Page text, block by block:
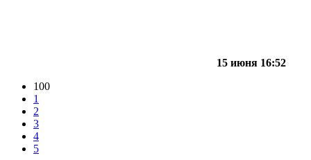
15 июня 16:52
100
1
2
3
4
5